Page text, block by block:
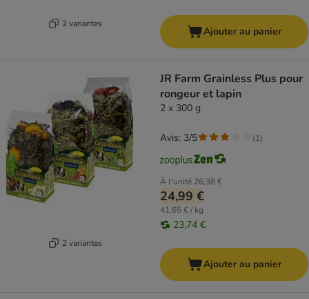
2 variantes
Ajouter au panier
2 variantes
JR Farm Grainless Plus pour
rongeur et lapin
2 x 300 g
À l'unité 26,38 €
24,99 €
41,65 € / kg
23,74 €
Avis: 3/5 (1)
Ajouter au panier